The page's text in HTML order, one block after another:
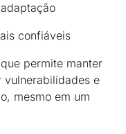
confiáveis
permite manter
vulnerabilidades e
mesmo em um